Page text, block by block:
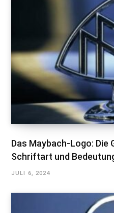
Das Maybach-Logo: Die
Schriftart und
JULI 6, 2024